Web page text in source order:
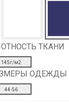
ТКАНИ
145г/м2
ОДЕЖДЫ
44-56